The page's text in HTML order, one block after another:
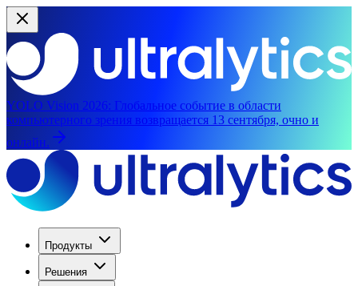
YOLO Vision 2026: Глобальное событие в области
компьютерного зрения возвращается 13 сентября, очно и
онлайн.
Продукты
Решения